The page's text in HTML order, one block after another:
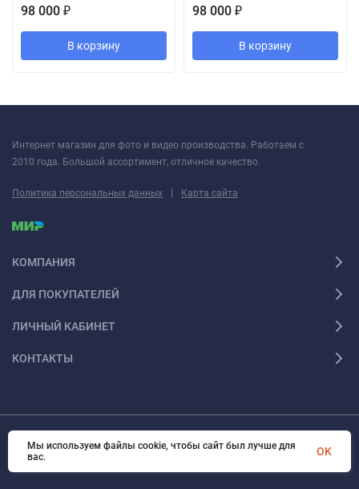
98 000 ₽
В корзину
98 000 ₽
В корзину
Интернет магазин для фото и видео производства. Работаем с
2010 года. Большой ассортимент, отличное качество.
Политика персональных данных | Карта сайта
КОМПАНИЯ
ДЛЯ ПОКУПАТЕЛЕЙ
ЛИЧНЫЙ КАБИНЕТ
КОНТАКТЫ
© 2026 Fotoshesha. Все права защищены
Мы используем файлы cookie, чтобы сайт был лучше для
вас.
OK